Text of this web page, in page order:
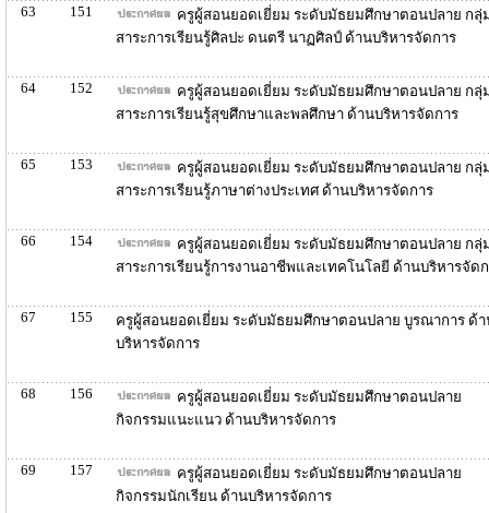
63 151
ครูผู้สอนยอดเยี่ยม ระดับมัธยมศึกษาตอนปลาย กลุ่
สาระการเรียนรู้ศิลปะ ดนตรี นาฏศิลป์ ด้านบริหารจัดการ
64 152
ครูผู้สอนยอดเยี่ยม ระดับมัธยมศึกษาตอนปลาย กลุ่
สาระการเรียนรู้สุขศึกษาและพลศึกษา ด้านบริหารจัดการ
65 153
ครูผู้สอนยอดเยี่ยม ระดับมัธยมศึกษาตอนปลาย กลุ่
สาระการเรียนรู้ภาษาต่างประเทศ ด้านบริหารจัดการ
66 154
ครูผู้สอนยอดเยี่ยม ระดับมัธยมศึกษาตอนปลาย กลุ่
สาระการเรียนรู้การงานอาชีพและเทคโนโลยี ด้านบริหารจัด
67 155
ครูผู้สอนยอดเยี่ยม ระดับมัธยมศึกษาตอนปลาย บูรณาการ ด้
บริหารจัดการ
68 156
ครูผู้สอนยอดเยี่ยม ระดับมัธยมศึกษาตอนปลาย
กิจกรรมแนะแนว ด้านบริหารจัดการ
69 157
ครูผู้สอนยอดเยี่ยม ระดับมัธยมศึกษาตอนปลาย
กิจกรรมนักเรียน ด้านบริหารจัดการ